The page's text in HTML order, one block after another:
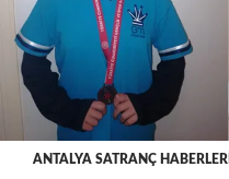
ANTALYA SATRANÇ HABERLERI